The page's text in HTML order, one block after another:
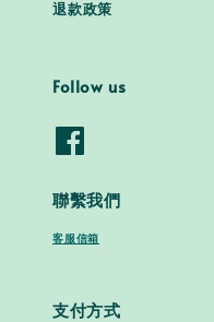
退款政策
Follow us
聯繫我們
客服信箱
支付方式